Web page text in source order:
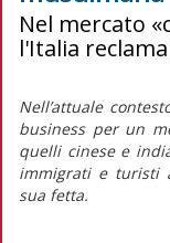
Nel mercato
l'Italia
Nell’attuale
business per un
quelli cinese e
immigrati e turisti
sua fetta.